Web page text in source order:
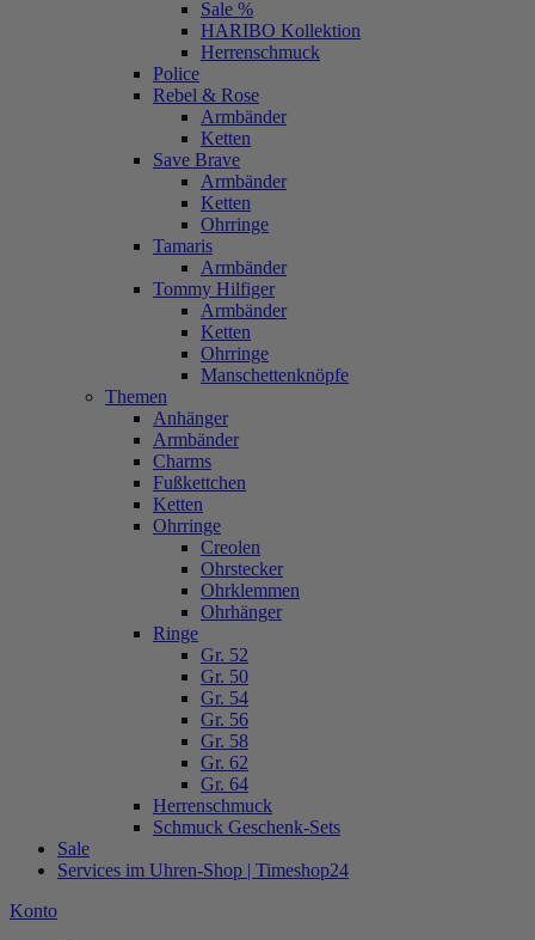
Sale %
HARIBO Kollektion
Herrenschmuck
Police
Rebel & Rose
Armbänder
Ketten
Save Brave
Armbänder
Ketten
Ohrringe
Tamaris
Armbänder
Tommy Hilfiger
Armbänder
Ketten
Ohrringe
Manschettenknöpfe
Themen
Anhänger
Armbänder
Charms
Fußkettchen
Ketten
Ohrringe
Creolen
Ohrstecker
Ohrklemmen
Ohrhänger
Ringe
Gr. 52
Gr. 50
Gr. 54
Gr. 56
Gr. 58
Gr. 62
Gr. 64
Herrenschmuck
Schmuck Geschenk-Sets
Sale
Services im Uhren-Shop | Timeshop24
Konto